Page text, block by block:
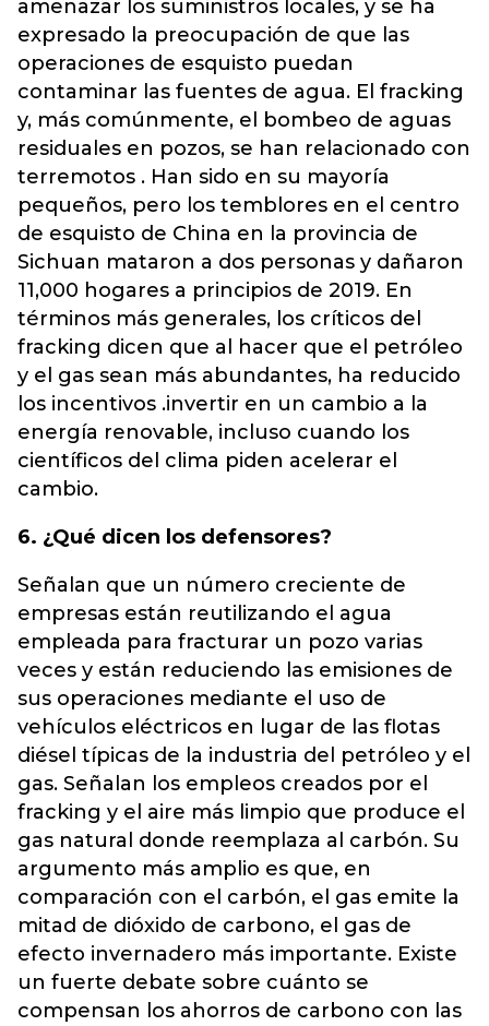
amenazar los suministros locales, y se ha
expresado la preocupación de que las
operaciones de esquisto puedan
contaminar las fuentes de agua. El fracking
y, más comúnmente, el bombeo de aguas
residuales en pozos, se han relacionado con
terremotos . Han sido en su mayoría
pequeños, pero los temblores en el centro
de esquisto de China en la provincia de
Sichuan mataron a dos personas y dañaron
11,000 hogares a principios de 2019. En
términos más generales, los críticos del
fracking dicen que al hacer que el petróleo
y el gas sean más abundantes, ha reducido
los incentivos .invertir en un cambio a la
energía renovable, incluso cuando los
científicos del clima piden acelerar el
cambio.
6. ¿Qué dicen los defensores?
Señalan que un número creciente de
empresas están reutilizando el agua
empleada para fracturar un pozo varias
veces y están reduciendo las emisiones de
sus operaciones mediante el uso de
vehículos eléctricos en lugar de las flotas
diésel típicas de la industria del petróleo y el
gas. Señalan los empleos creados por el
fracking y el aire más limpio que produce el
gas natural donde reemplaza al carbón. Su
argumento más amplio es que, en
comparación con el carbón, el gas emite la
mitad de dióxido de carbono, el gas de
efecto invernadero más importante. Existe
un fuerte debate sobre cuánto se
compensan los ahorros de carbono con las